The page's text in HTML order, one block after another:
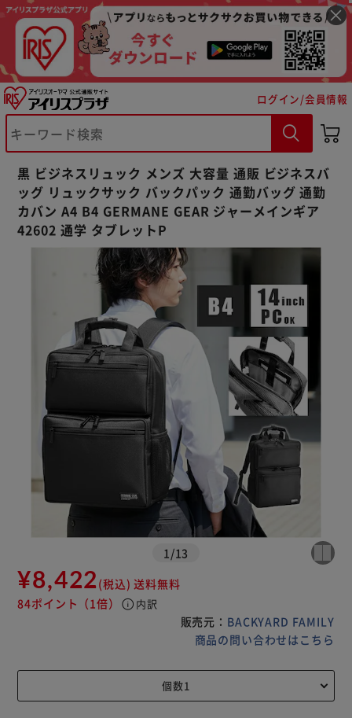
ログイン/会員情報
黒 ビジネスリュック メンズ 大容量 通販 ビジネスバ
ッグ リュックサック バックパック 通勤バッグ 通勤
カバン A4 B4 GERMANE GEAR ジャーメインギア
42602 通学 タブレットP
1 /13
¥8,422 (税込) 送料無料
84ポイント （1倍） info 内訳
販売元： BACKYARD FAMILY
商品の問い合わせはこちら
※ご確認ください
カートに入れる 購入手続きへ